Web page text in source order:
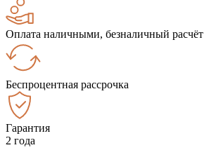
Оплата наличными, безналичный расчёт
Беспроцентная рассрочка
Гарантия
2 года